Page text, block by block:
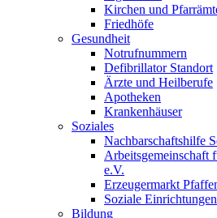
Kirchen und
Friedhöfe
Gesundheit
Notrufnummern
Defibrillator Standort
Ärzte und Heilberufe
Apotheken
Krankenhäuser
Soziales
Nachbarschaftshilfe
Arbeitsgemeinschaft
e.V.
Erzeugermarkt
Soziale Einrichtungen
Bildung